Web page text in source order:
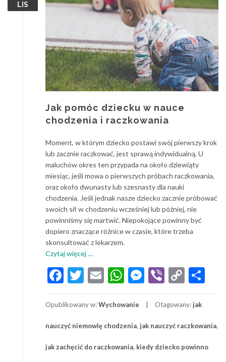
LIS
Jak pomóc dziecku w nauce
chodzenia i raczkowania
Moment, w którym dziecko postawi swój pierwszy krok
lub zacznie raczkować, jest sprawą indywidualną. U
maluchów okres ten przypada na około dziewiąty
miesiąc, jeśli mowa o pierwszych próbach raczkowania,
oraz około dwunasty lub szesnasty dla nauki
chodzenia. Jeśli jednak nasze dziecko zacznie próbować
swoich sił w chodzeniu wcześniej lub później, nie
powinniśmy się martwić. Niepokojące powinny być
dopiero znaczące różnice w czasie, które trzeba
skonsultować z lekarzem.
Czytaj więcej
pomóc
dziecku
nauce
i
…
Facebook
Twitter
EmailWhatsApp
Messenger
Viber
Copy
Opublikowany w:Wychowanie Otagowany: jak
nauczyć niemowlę chodzenia, jak nauczyć raczkowania,
jak zachęcić do raczkowania, kiedy dziecko powinno